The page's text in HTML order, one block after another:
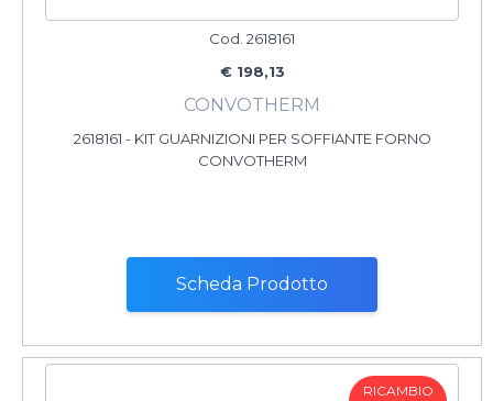
Cod. 2618161
€ 198,13
CONVOTHERM
2618161 - KIT GUARNIZIONI PER SOFFIANTE FORNO
CONVOTHERM
Scheda Prodotto
RICAMBIO